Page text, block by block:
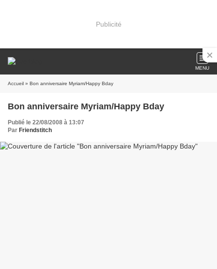
Publicité
MENU
Accueil » Bon anniversaire Myriam/Happy Bday
Bon anniversaire Myriam/Happy Bday
Publié le 22/08/2008 à 13:07
Par Friendstitch